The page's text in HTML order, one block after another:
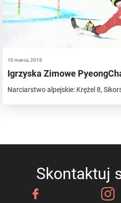
10 marca, 2018
Igrzyska Zimowe
Narciarstwo alpejskie: Krężel 8,
Skontaktuj